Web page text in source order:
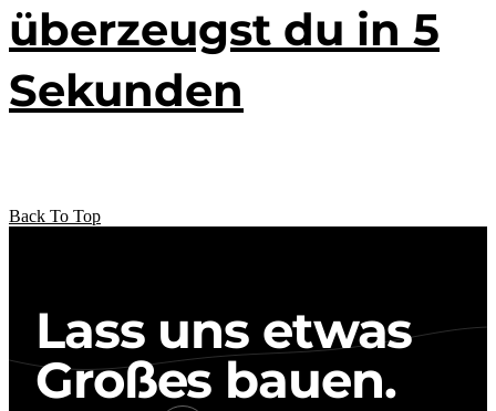
überzeugst du in 5
Sekunden
Back To Top
Lass uns etwas
Großes bauen.